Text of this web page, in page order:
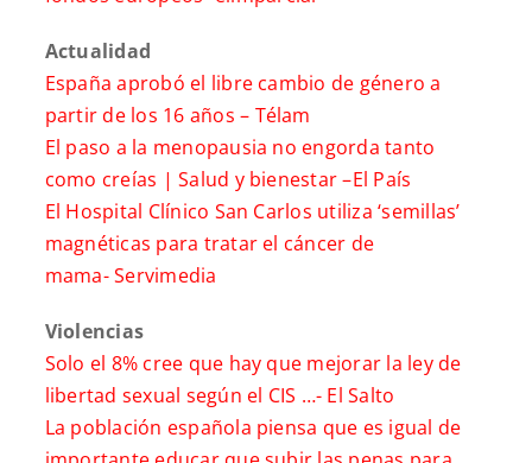
Actualidad
España aprobó el libre cambio de género a
partir de los 16 años – Télam
El paso a la menopausia no engorda tanto
como creías | Salud y bienestar –El País
El Hospital Clínico San Carlos utiliza ‘semillas’
magnéticas para tratar el cáncer de
mama-Servimedia
Violencias
Solo el 8% cree que hay que mejorar la ley de
libertad sexual según el CIS …- El Salto
La población española piensa que es igual de